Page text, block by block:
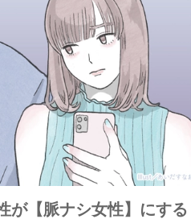
が【脈ナシ女性】にする